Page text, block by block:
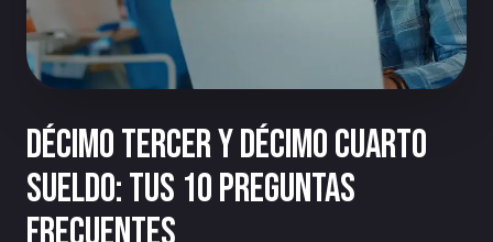
Décimo tercer y décimo cuarto
sueldo: tus 10 preguntas